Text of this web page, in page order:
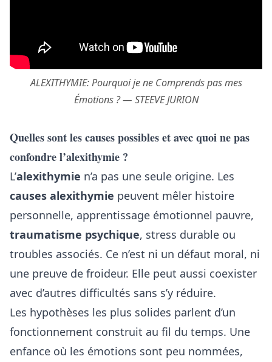
ALEXITHYMIE: Pourquoi je ne Comprends pas mes
Émotions ? — STEEVE JURION
Quelles sont les causes possibles et avec quoi ne pas
confondre l’alexithymie ?
L’alexithymie n’a pas une seule origine. Les
causes alexithymie peuvent mêler histoire
personnelle, apprentissage émotionnel pauvre,
traumatisme psychique, stress durable ou
troubles associés. Ce n’est ni un défaut moral, ni
une preuve de froideur. Elle peut aussi coexister
avec d’autres difficultés sans s’y réduire.
Les hypothèses les plus solides parlent d’un
fonctionnement construit au fil du temps. Une
enfance où les émotions sont peu nommées,